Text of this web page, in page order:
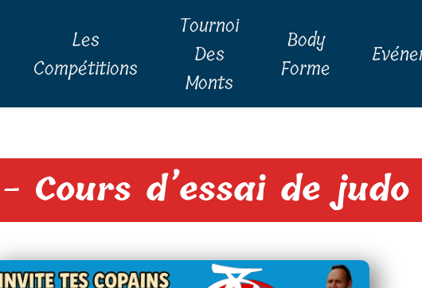
Les
Compétitions
Tournoi
Des
Monts
Body
Forme
Cours d’essai de